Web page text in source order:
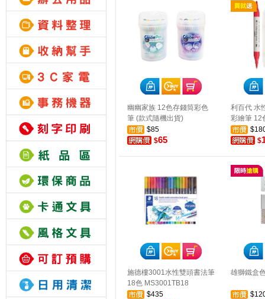
幽幽家族 12色存錢筒彩色
筆 (款式隨機出貨)
$85
$65
利百代 水
彩繪筆 12
$
施德樓3001水性雙頭書法筆
18色 MS3001TB18
$435
雄獅鐵盒